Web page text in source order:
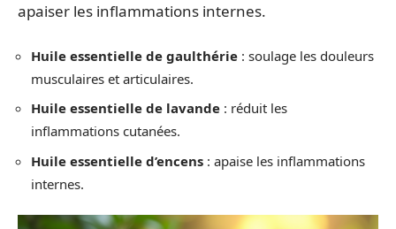
apaiser les inflammations internes.
Huile essentielle de gaulthérie : soulage les douleurs
musculaires et articulaires.
Huile essentielle de lavande : réduit les
inflammations cutanées.
Huile essentielle d’encens : apaise les inflammations
internes.